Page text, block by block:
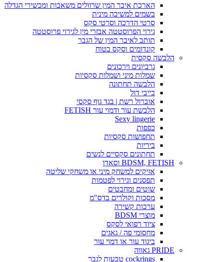
הארכת איבר המין שרוולים משאבות ומכשירי הגדלה
בשמים למשיכה מינית
סרטי הדרכה וסרטי סקס
גירוי הפרוסטטה אבזרי מין לגירוי פרוסטטה
תותב לאיבר המין של הגבר
קונדומים וסקס בטוח
הלבשה סקסית
גרביונים וירכונים
שמלות מיני ושמלות סקסיות
הלבשה תחתונה
בייבי דול
אוברול רשת | בגד גוף סקסי
הלבשת עור ודמוי עור FETISH
Sexy lingerie
כפפות
תחפושות סקסיות
ביריות
תחתונים סקסיים לנשים
BDSM, FETISH וסאדו
אזיקים למשחק מיני או משחקי שליטה
תפסנים וגירוי לפטמות
שוטים ומחבטים
מסכות וקולרים בדס"מ
ערכות קשירה
מוצרי BDSM
ציוד רפואי לסקס
מחסומי פה / גאגים
ביגוד עור או דמוי עור
PRIDE גאווה
cockrings טבעות לגבר